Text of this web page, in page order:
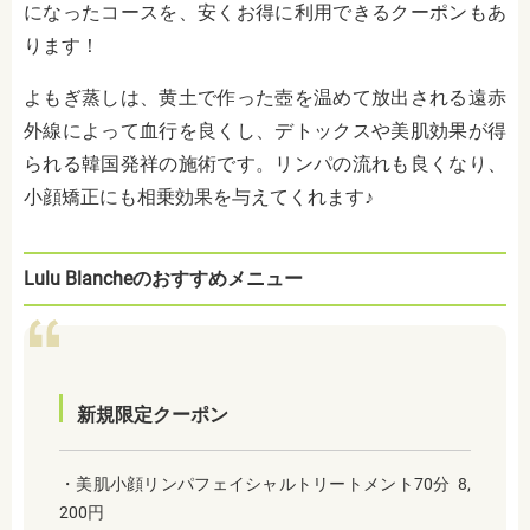
になったコースを、安くお得に利用できるクーポンもあ
ります！
よもぎ蒸しは、黄土で作った壺を温めて放出される遠赤
外線によって血行を良くし、デトックスや美肌効果が得
られる韓国発祥の施術です。リンパの流れも良くなり、
小顔矯正にも相乗効果を与えてくれます♪
Lulu Blancheのおすすめメニュー
新規限定クーポン
・美肌小顔リンパフェイシャルトリートメント70分 8,
200円